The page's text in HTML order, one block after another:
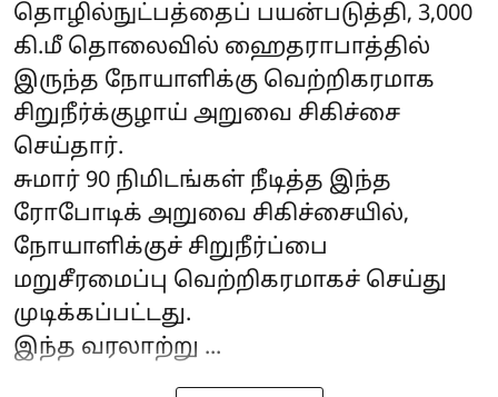
தொழில்நுட்பத்தைப் பயன்படுத்தி, 3,000
கி.மீ தொலைவில் ஹைதராபாத்தில்
இருந்த நோயாளிக்கு வெற்றிகரமாக
சிறுநீர்க்குழாய் அறுவை சிகிச்சை
செய்தார்.
சுமார் 90 நிமிடங்கள் நீடித்த இந்த
ரோபோடிக் அறுவை சிகிச்சையில்,
நோயாளிக்குச் சிறுநீர்ப்பை
மறுசீரமைப்பு வெற்றிகரமாகச் செய்து
முடிக்கப்பட்டது.
இந்த வரலாற்று ...